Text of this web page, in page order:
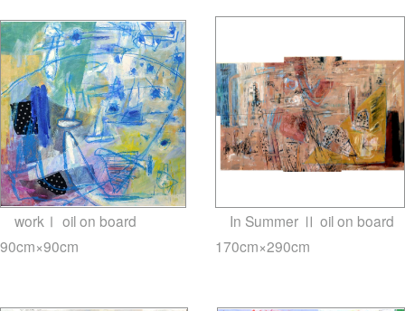
workⅠ oil on board
90cm×90cm
In Summer Ⅱ oil on board
170cm×290cm